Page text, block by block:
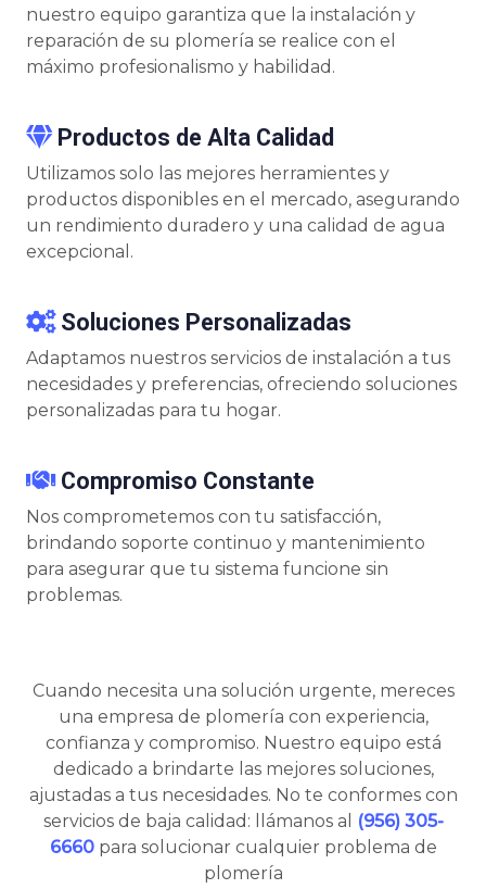
nuestro equipo garantiza que la instalación y
reparación de su plomería se realice con el
máximo profesionalismo y habilidad.
Productos de Alta Calidad
Utilizamos solo las mejores herramientes y
productos disponibles en el mercado, asegurando
un rendimiento duradero y una calidad de agua
excepcional.
Soluciones Personalizadas
Adaptamos nuestros servicios de instalación a tus
necesidades y preferencias, ofreciendo soluciones
personalizadas para tu hogar.
Compromiso Constante
Nos comprometemos con tu satisfacción,
brindando soporte continuo y mantenimiento
para asegurar que tu sistema funcione sin
problemas.
Cuando necesita una solución urgente, mereces
una empresa de plomería con experiencia,
confianza y compromiso. Nuestro equipo está
dedicado a brindarte las mejores soluciones,
ajustadas a tus necesidades. No te conformes con
servicios de baja calidad: llámanos al
(956) 305-
6660para solucionar cualquier problema de
plomería